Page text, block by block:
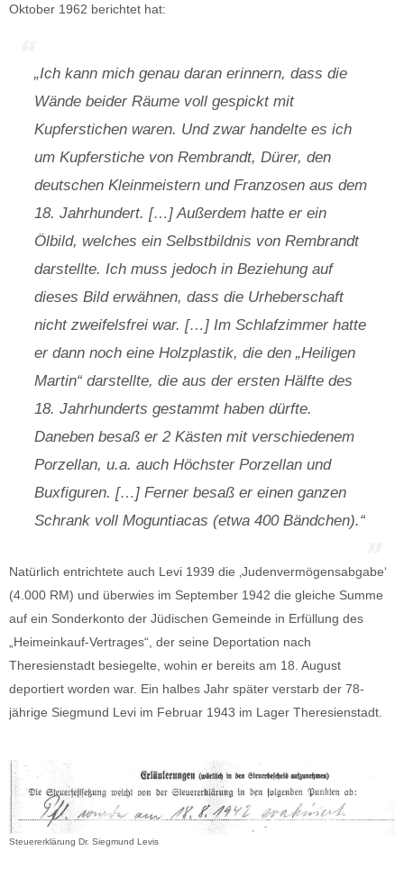
Oktober 1962 berichtet hat:
„Ich kann mich genau daran erinnern, dass die
Wände beider Räume voll gespickt mit
Kupferstichen waren. Und zwar handelte es ich
um Kupferstiche von Rembrandt, Dürer, den
deutschen Kleinmeistern und Franzosen aus dem
18. Jahrhundert. […] Außerdem hatte er ein
Ölbild, welches ein Selbstbildnis von Rembrandt
darstellte. Ich muss jedoch in Beziehung auf
dieses Bild erwähnen, dass die Urheberschaft
nicht zweifelsfrei war. […] Im Schlafzimmer hatte
er dann noch eine Holzplastik, die den „Heiligen
Martin“ darstellte, die aus der ersten Hälfte des
18. Jahrhunderts gestammt haben dürfte.
Daneben besaß er 2 Kästen mit verschiedenem
Porzellan, u.a. auch Höchster Porzellan und
Buxfiguren. […] Ferner besaß er einen ganzen
Schrank voll Moguntiacas (etwa 400 Bändchen).“
Natürlich entrichtete auch Levi 1939 die ‚Judenvermögensabgabe‘
(4.000 RM) und überwies im September 1942 die gleiche Summe
auf ein Sonderkonto der Jüdischen Gemeinde in Erfüllung des
„Heimeinkauf-Vertrages“, der seine Deportation nach
Theresienstadt besiegelte, wohin er bereits am 18. August
deportiert worden war. Ein halbes Jahr später verstarb der 78-
jährige Siegmund Levi im Februar 1943 im Lager Theresienstadt.
Steuererklärung Dr. Siegmund Levis